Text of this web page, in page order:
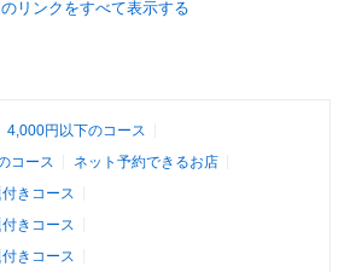
リンクをすべて表示する
4,000円以下のコース
コース
ネット予約できるお店
きコース
きコース
きコース